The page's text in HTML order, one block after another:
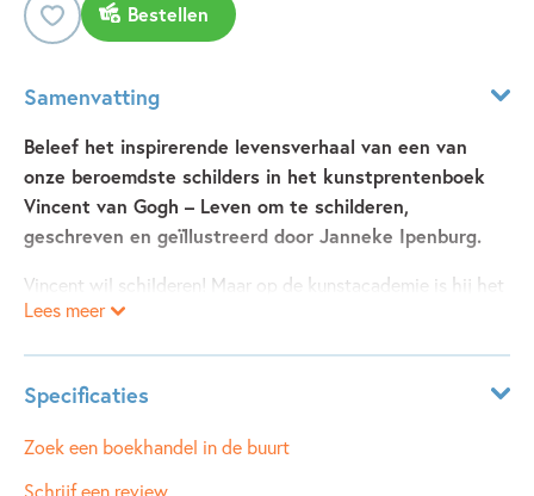
Bestellen
Samenvatting
Beleef het inspirerende levensverhaal van een van
onze beroemdste schilders in het kunstprentenboek
Vincent van Gogh – Leven om te schilderen,
geschreven en geïllustreerd door Janneke Ipenburg.
Vincent wil schilderen! Maar op de kunstacademie is hij het
vaak niet eens met zijn leraren. Daarom leert hij zichzelf
hoe Vincent zich ontwikkelde en hoe hij zich voelde. Hij
maakte bijna negenhonderd schilderijen en meer dan
duizend tekeningen. Vlak voor zijn dood kreeg hij erkenning
Lees meer
Specificaties
Leeftijdsindicatie: 5 - 99 jaar
ISBN:
9789025888664
Zoek een boekhandel in de buurt
Schrijf een review